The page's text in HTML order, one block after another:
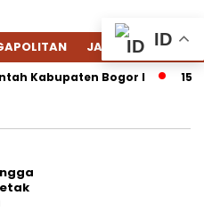
JAWA BARAT
Kabupaten Bogor I 15
ID